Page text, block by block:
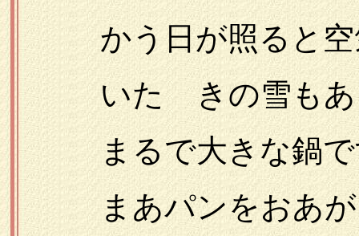
かう日が照ると空気
いたゞきの雪もあ
まるで大きな鍋で
まあパンをおあが